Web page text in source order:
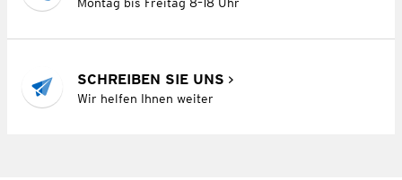
SCHREIBEN SIE UNS
Wir helfen Ihnen weiter